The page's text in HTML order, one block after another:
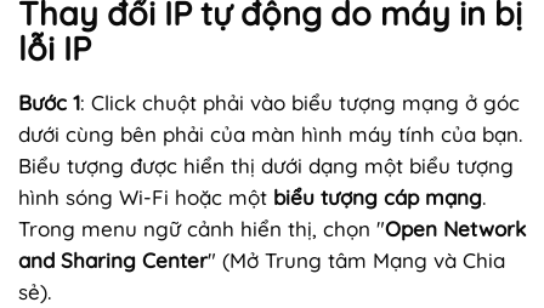
Thay đổi IP tự động do máy in bị
lỗi IP
Bước 1: Click chuột phải vào biểu tượng mạng ở góc
dưới cùng bên phải của màn hình máy tính của bạn.
Biểu tượng được hiển thị dưới dạng một biểu tượng
hình sóng Wi-Fi hoặc một biểu tượng cáp mạng.
Trong menu ngữ cảnh hiển thị, chọn "Open Network
and Sharing Center" (Mở Trung tâm Mạng và Chia
sẻ).